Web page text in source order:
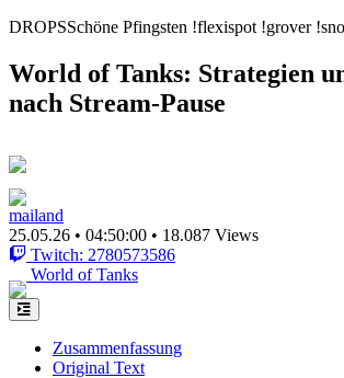
DROPSSchöne Pfingsten !flexispot !grover
World of Tanks: Strategien
nach Stream-Pause
mailand
25.05.26 • 04:50:00 • 18.087 Views
Twitch: 2780573586
World of Tanks
Zusammenfassung
Original Text